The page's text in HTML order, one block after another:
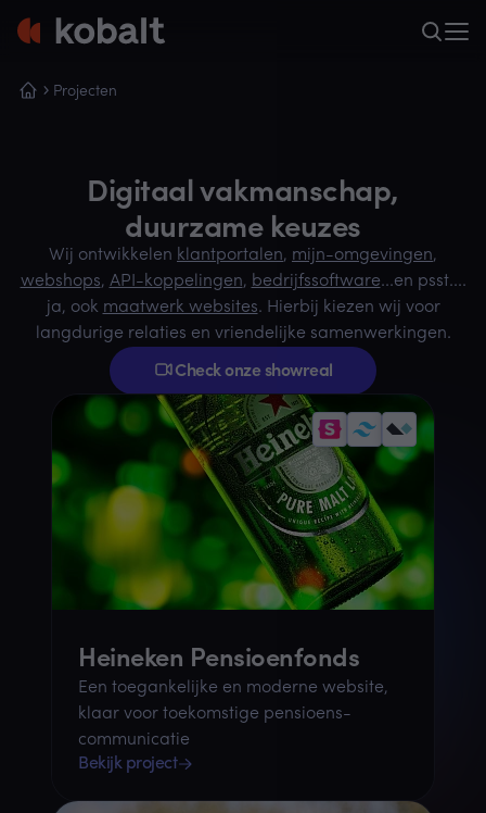
Projecten
Digitaal vakmanschap,
duurzame keuzes
Wij ontwikkelen klantportalen, mijn-omgevingen,
webshops, API-koppelingen, bedrijfssoftware...en psst....
ja, ook maatwerk websites. Hierbij kiezen wij voor
langdurige relaties en vriendelijke samenwerkingen.
Check onze showreal
Heineken Pensioenfonds
Een toegankelijke en moderne website,
klaar voor toekomstige pensioens­
communicatie
Bekijk project